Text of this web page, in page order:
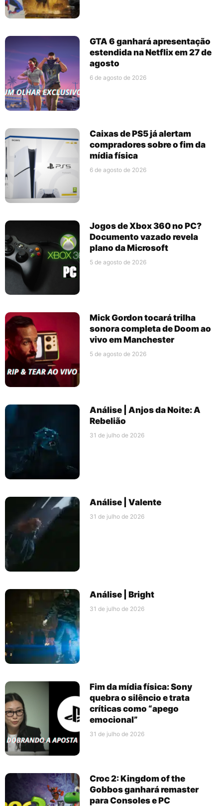
GTA 6 ganhará apresentação
estendida na Netflix em 27 de
agosto
6 de agosto de 2026
Caixas de PS5 já alertam
compradores sobre o fim da
mídia física
6 de agosto de 2026
Jogos de Xbox 360 no PC?
Documento vazado revela
plano da Microsoft
5 de agosto de 2026
Mick Gordon tocará trilha
sonora completa de Doom ao
vivo em Manchester
5 de agosto de 2026
Análise | Anjos da Noite: A
Rebelião
31 de julho de 2026
Análise | Valente
31 de julho de 2026
Análise | Bright
31 de julho de 2026
Fim da mídia física: Sony
quebra o silêncio e trata
críticas como “apego
emocional”
31 de julho de 2026
Croc 2: Kingdom of the
Gobbos ganhará remaster
para Consoles e PC